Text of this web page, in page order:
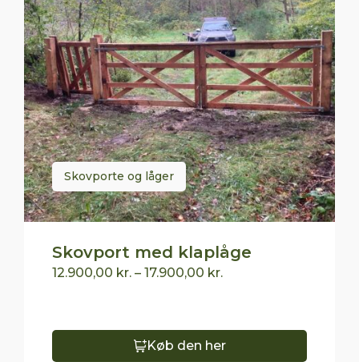
Skovporte og låger
Skovport med klaplåge
12.900,00 kr. – 17.900,00 kr.
Køb den her